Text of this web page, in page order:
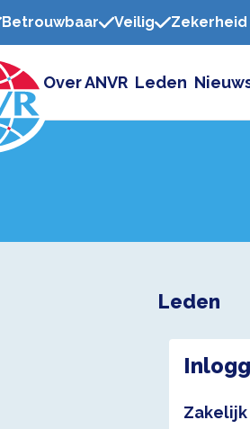
Betrouwbaar Veilig Zekerheid
Over ANVR Leden
Leden